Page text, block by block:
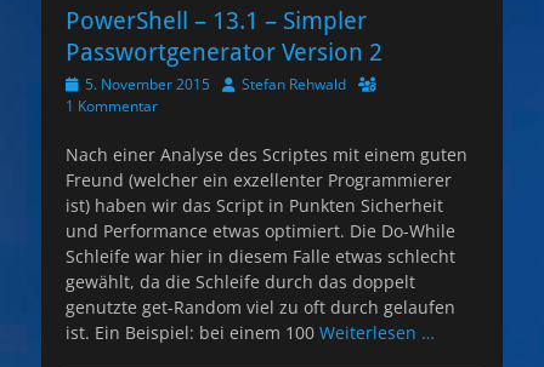
PowerShell – 13.1 – Simpler
Passwortgenerator Version 2
Veröffentlicht
am
5. November 2015 AutorStefan Rehwald
1 Kommentar
Nach einer Analyse des Scriptes mit einem guten
Freund (welcher ein exzellenter Programmierer
ist) haben wir das Script in Punkten Sicherheit
und Performance etwas optimiert. Die Do-While
Schleife war hier in diesem Falle etwas schlecht
gewählt, da die Schleife durch das doppelt
genutzte get-Random viel zu oft durch gelaufen
ist. Ein Beispiel: bei einem 100 Weiterlesen …